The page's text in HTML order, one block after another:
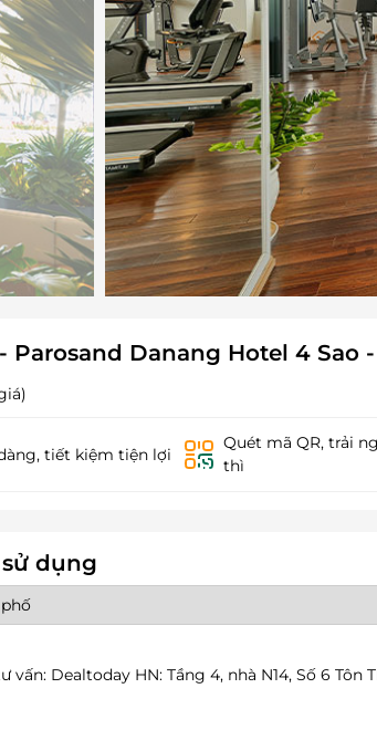
Parosand Danang Hotel 4 Sao
tiết kiệm tiện lợi
Quét mã QR, trải
thì
dụng
vấn: Dealtoday HN: Tầng 4, nhà N14, Số 6 Tôn